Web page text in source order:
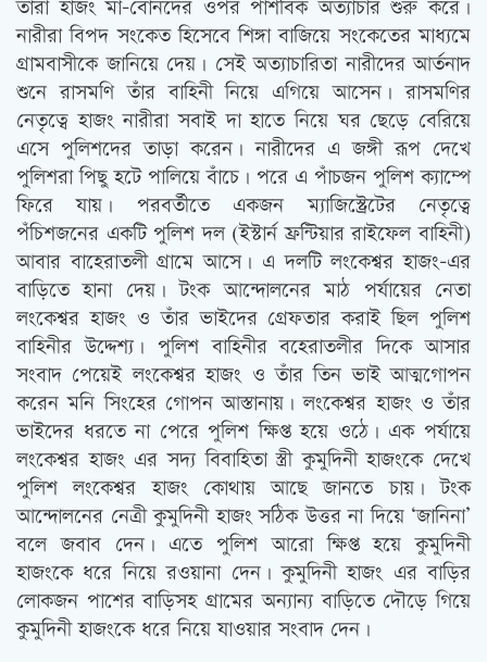
তারা হাজং মা-বোনদের ওপর পাশবিক অত্যাচার শুরু করে।
নারীরা বিপদ সংকেত হিসেবে শিঙ্গা বাজিয়ে সংকেতের মাধ্যমে
গ্রামবাসীকে জানিয়ে দেয়। সেই অত্যাচারিতা নারীদের আর্তনাদ
শুনে রাসমণি তাঁর বাহিনী নিয়ে এগিয়ে আসেন। রাসমণির
নেতৃত্বে হাজং নারীরা সবাই দা হাতে নিয়ে ঘর ছেড়ে বেরিয়ে
এসে পুলিশদের তাড়া করেন। নারীদের এ জঙ্গী রূপ দেখে
পুলিশরা পিছু হটে পালিয়ে বাঁচে। পরে এ পাঁচজন পুলিশ ক্যাম্পে
ফিরে যায়। পরবর্তীতে একজন ম্যাজিস্ট্রেটের নেতৃত্বে
পঁচিশজনের একটি পুলিশ দল (ইস্টার্ন ফ্রন্টিয়ার রাইফেল বাহিনী)
আবার বাহেরাতলী গ্রামে আসে। এ দলটি লংকেশ্বর হাজং-এর
বাড়িতে হানা দেয়। টংক আন্দোলনের মাঠ পর্যায়ের নেতা
লংকেশ্বর হাজং ও তাঁর ভাইদের গ্রেফতার করাই ছিল পুলিশ
বাহিনীর উদ্দেশ্য। পুলিশ বাহিনীর বহেরাতলীর দিকে আসার
সংবাদ পেয়েই লংকেশ্বর হাজং ও তাঁর তিন ভাই আত্মগোপন
করেন মনি সিংহের গোপন আস্তানায়। লংকেশ্বর হাজং ও তাঁর
ভাইদের ধরতে না পেরে পুলিশ ক্ষিপ্ত হয়ে ওঠে। এক পর্যায়ে
লংকেশ্বর হাজং এর সদ্য বিবাহিতা স্ত্রী কুমুদিনী হাজংকে দেখে
পুলিশ লংকেশ্বর হাজং কোথায় আছে জানতে চায়। টংক
আন্দোলনের নেত্রী কুমুদিনী হাজং সঠিক উত্তর না দিয়ে ‘জানিনা’
বলে জবাব দেন। এতে পুলিশ আরো ক্ষিপ্ত হয়ে কুমুদিনী
হাজংকে ধরে নিয়ে রওয়ানা দেন। কুমুদিনী হাজং এর বাড়ির
লোকজন পাশের বাড়িসহ গ্রামের অন্যান্য বাড়িতে দৌড়ে গিয়ে
কুমুদিনী হাজংকে ধরে নিয়ে যাওয়ার সংবাদ দেন।